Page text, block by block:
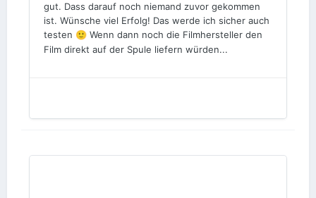
gut. Dass darauf noch niemand zuvor gekommen
ist. Wünsche viel Erfolg! Das werde ich sicher auch
testen 🙂 Wenn dann noch die Filmhersteller den
Film direkt auf der Spule liefern würden...